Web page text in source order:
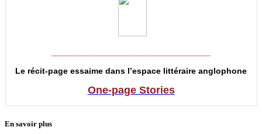
Le récit-page essaime dans l’espace littéraire anglophone
One-page Stories
En savoir plus